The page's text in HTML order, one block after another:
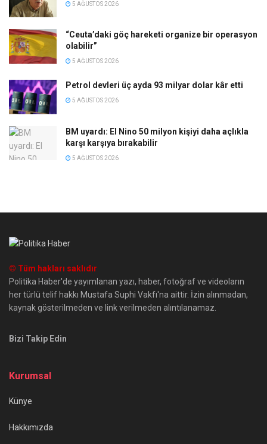
5 AĞUSTOS 2026
“Ceuta’daki göç hareketi organize bir operasyon
olabilir”
5 AĞUSTOS 2026
Petrol devleri üç ayda 93 milyar dolar kâr etti
5 AĞUSTOS 2026
BM uyardı: El Nino 50 milyon kişiyi daha açlıkla
karşı karşıya bırakabilir
5 AĞUSTOS 2026
© Tüm hakları saklıdır
Politika Haber'de yayımlanan yazı, haber, fotoğraf ve videoların
her türlü telif hakkı Mustafa Suphi Vakfı'na aittir. İzin alınmadan,
kaynak gösterilmeden ve link verilmeden alıntılanamaz.
Bizi Takip Edin
Kurumsal
Künye
Hakkımızda